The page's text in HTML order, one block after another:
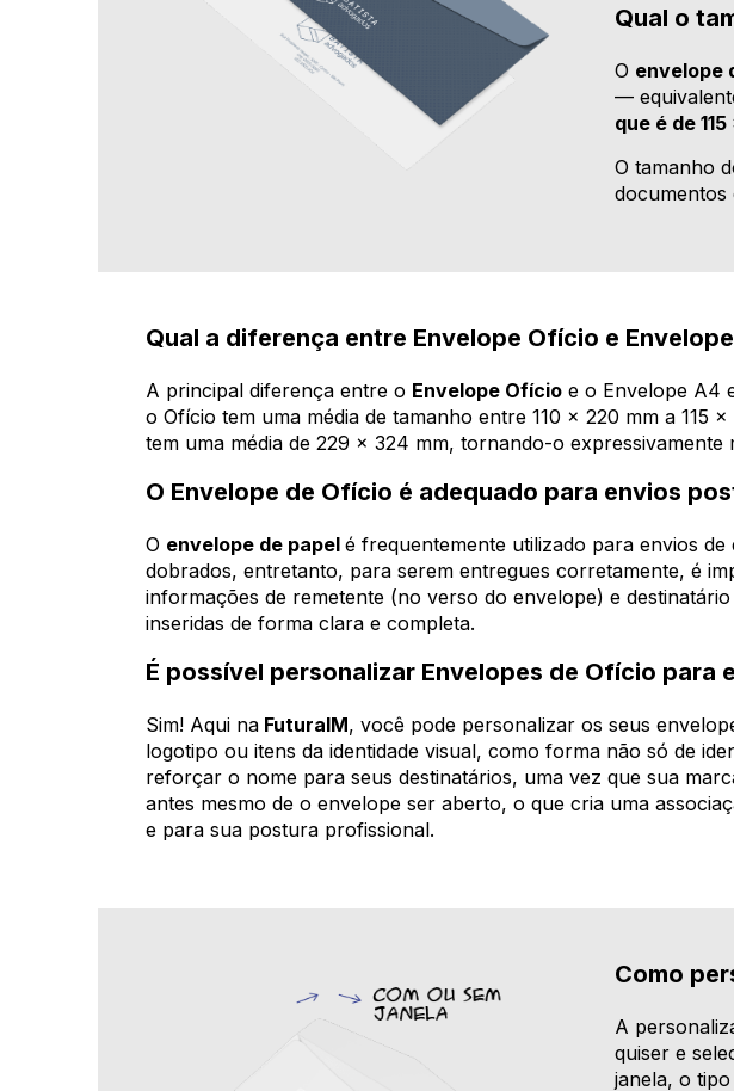
Qual o
O envelope
—
que é de
O tamanho
documentos
Qual a diferença entre Envelope Ofício e
A principal diferença entre o Envelope Ofício e o Envelope A4
o Ofício tem uma média de tamanho entre 110 x 220 mm a 115
tem uma média de 229 x 324 mm, tornando-o expressivamente
O Envelope de Ofício é adequado para envios
O envelope de papel é frequentemente utilizado para envios
dobrados, entretanto, para serem entregues corretamente, é
informações de remetente (no verso do envelope) e
inseridas de forma clara e completa.
É possível personalizar Envelopes de Ofício para
Sim! Aqui na FuturaIM, você pode personalizar os seus
logotipo ou itens da identidade visual, como forma não só de
reforçar o nome para seus destinatários, uma vez que sua
antes mesmo de o envelope ser aberto, o que cria uma
e para sua postura profissional.
Como
A
quiser e
janela, o